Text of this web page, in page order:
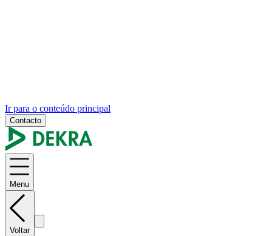
Ir para o conteúdo principal
Contacto
Menu
Voltar